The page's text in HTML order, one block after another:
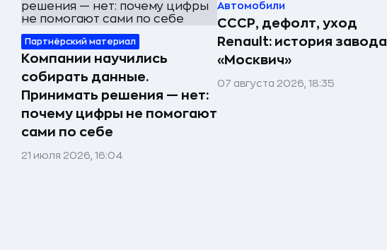
Партнёрский материал
Компании научились
собирать данные.
Принимать решения — нет:
почему цифры не помогают
сами по себе
21 июля 2026, 16:04
Автомобили
СССР, дефолт, уход
Renault: история завода
«Москвич»
07 августа 2026, 18:35